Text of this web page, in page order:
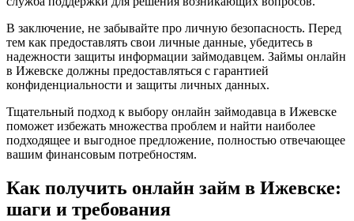
В заключение, не забывайте про личную безопасность. Перед
тем как предоставлять свои личные данные, убедитесь в
надежности защиты информации займодавцем. Займы онлайн
в Ижевске должны предоставляться с гарантией
конфиденциальности и защиты личных данных.
Тщательный подход к выбору онлайн займодавца в Ижевске
поможет избежать множества проблем и найти наиболее
подходящее и выгодное предложение, полностью отвечающее
вашим финансовым потребностям.
Как получить онлайн займ в Ижевске:
шаги и требования